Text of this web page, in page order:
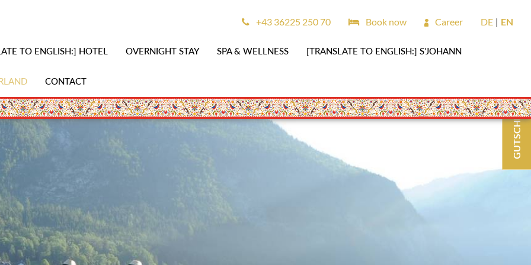
TO ENGLISH:] HOTEL OVERNIGHT STAY SPA & WELLNESS [TRANSLATE TO ENGLISH:] S'JOHANN
CONTACT
+43 36225 250 70 Book now Career DE EN
GUTSCHEINE